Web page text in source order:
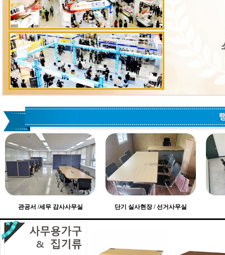
관공서 /세무 감사사무실 단기 실사현장 / 선거사무실